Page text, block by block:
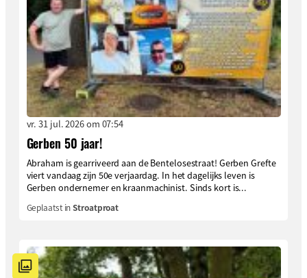
vr. 31 jul. 2026 om 07:54
Gerben 50 jaar!
Abraham is gearriveerd aan de Bentelosestraat! Gerben Grefte
viert vandaag zijn 50e verjaardag. In het dagelijks leven is
Gerben ondernemer en kraanmachinist. Sinds kort is...
Geplaatst inStroatproat